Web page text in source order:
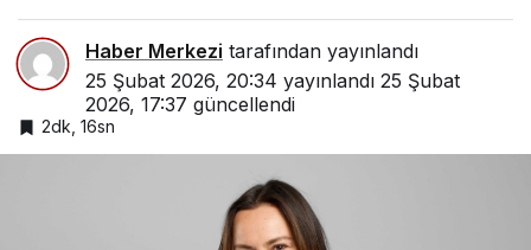
Haber Merkezi tarafından yayınlandı
25 Şubat 2026, 20:34 yayınlandı 25 Şubat
2026, 17:37 güncellendi
2dk, 16sn